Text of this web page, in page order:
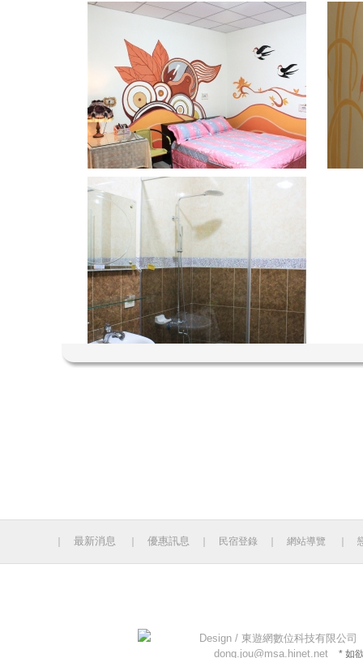
最新消息 優惠訊息 民宿登錄 網站導覽
Design / 東遊網數位科技有限公司
dong.jou@msa.hinet.net
* 如